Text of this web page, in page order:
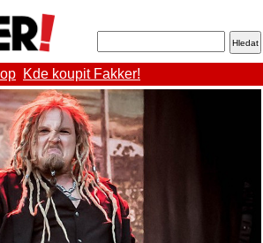
Kde koupit Fakker!